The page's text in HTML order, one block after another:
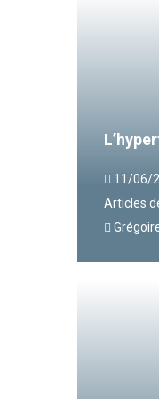
11/06/
Articles